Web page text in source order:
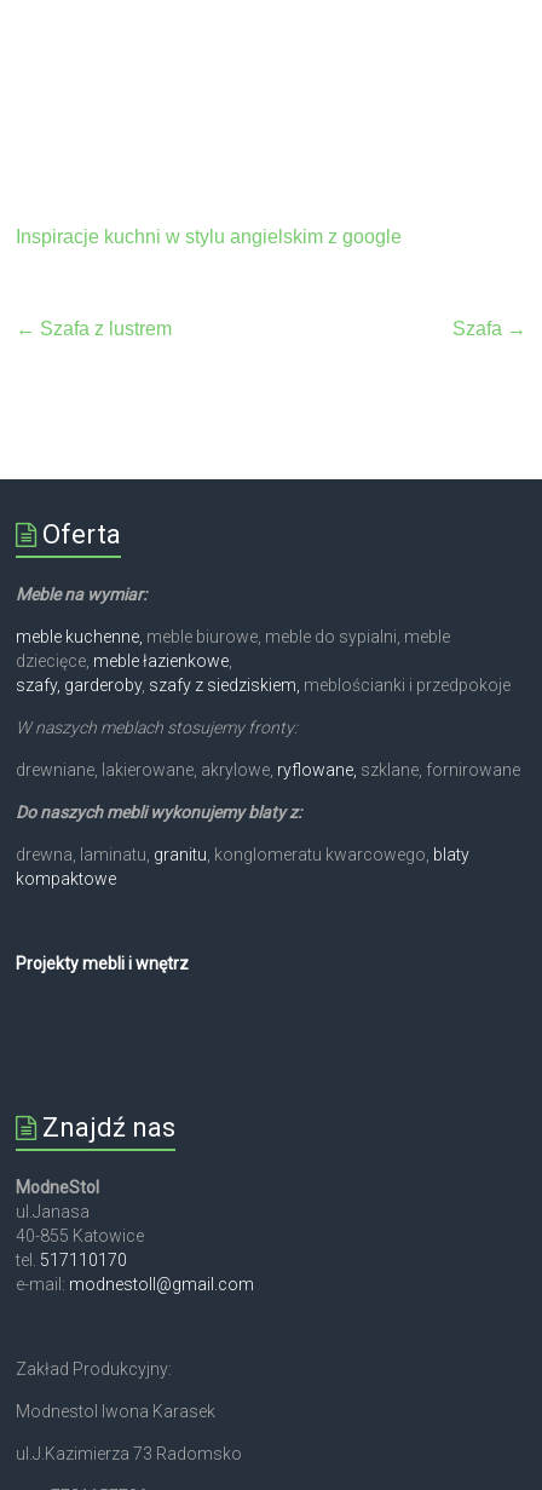
Inspiracje kuchni w stylu angielskim z google
← Szafa z lustrem Szafa →
Oferta
Meble na wymiar:
meble kuchenne, meble biurowe, meble do sypialni, meble
dziecięce, meble łazienkowe,
szafy, garderoby, szafy z siedziskiem, meblościanki i przedpokoje
W naszych meblach stosujemy fronty:
drewniane, lakierowane, akrylowe, ryflowane, szklane, fornirowane
Do naszych mebli wykonujemy blaty z:
drewna, laminatu, granitu, konglomeratu kwarcowego, blaty
kompaktowe
Projekty mebli i wnętrz
Znajdź nas
ModneStol
ul.Janasa
40-855 Katowice
tel. 517110170
e-mail: modnestoll@gmail.com
Zakład Produkcyjny:
Modnestol Iwona Karasek
ul.J.Kazimierza 73 Radomsko